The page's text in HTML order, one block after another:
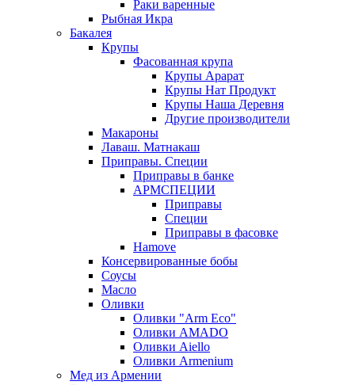
Раки варенные
Рыбная Икра
Бакалея
Крупы
Фасованная крупа
Крупы Арарат
Крупы Нат Продукт
Крупы Наша Деревня
Другие производители
Макароны
Лаваш. Матнакаш
Приправы. Специи
Приправы в банке
АРМСПЕЦИИ
Приправы
Специи
Приправы в фасовке
Hamove
Консервированные бобы
Соусы
Масло
Оливки
Оливки "Arm Eco"
Оливки AMADO
Оливки Aiello
Оливки Armenium
Мед из Армении